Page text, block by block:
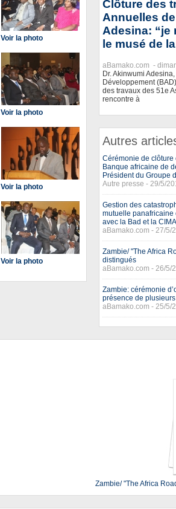
Voir la photo
Voir la photo
Voir la photo
Voir la photo
Clôture des
Annuelles
Adesina: “je
le musé de
aBamako.com -
Dr. Akinwumi
Développement
des travaux des 51e
rencontre à
Autres
Cérémonie de
Banque africaine de
Président du Groupe
Autre presse - 29/5/
Gestion des
mutuelle panafricaine
avec la Bad et la CIMA
aBamako.com - 27/5/
Zambie/ "The Africa
distingués
aBamako.com - 26/5/
Zambie: cérémonie
présence de plusieurs
aBamako.com - 25/5/
Zambie/ "The Africa